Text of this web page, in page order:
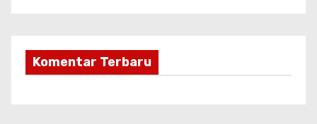
Komentar Terbaru